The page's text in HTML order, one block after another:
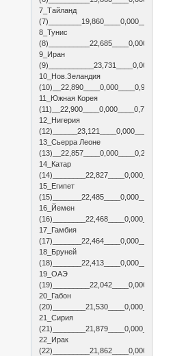
7_Тайланд
8_Тунис
9_Иран
10_Нов.Зеландия
11_Южная Корея
12_Нигерия
13_Сьерра Леоне
14_Катар
15_Египет
16_Йемен
17_Гамбия
18_Бруней
19_ОАЭ
20_Габон
21_Сирия
22_Ирак